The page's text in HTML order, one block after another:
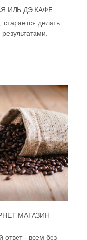
ИЛЬ ДЭ КАФЕ
делать
МАГАЗИН
ответ - всем без